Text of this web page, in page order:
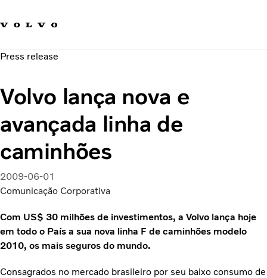
Carreira
Sustentabilidade e Segurança
Press release
Volvo lança nova e
avançada linha de
caminhões
2009-06-01
Comunicação Corporativa
Com US$ 30 milhões de investimentos, a Volvo lança hoje
em todo o País a sua nova linha F de caminhões modelo
2010, os mais seguros do mundo.
Consagrados no mercado brasileiro por seu baixo consumo de